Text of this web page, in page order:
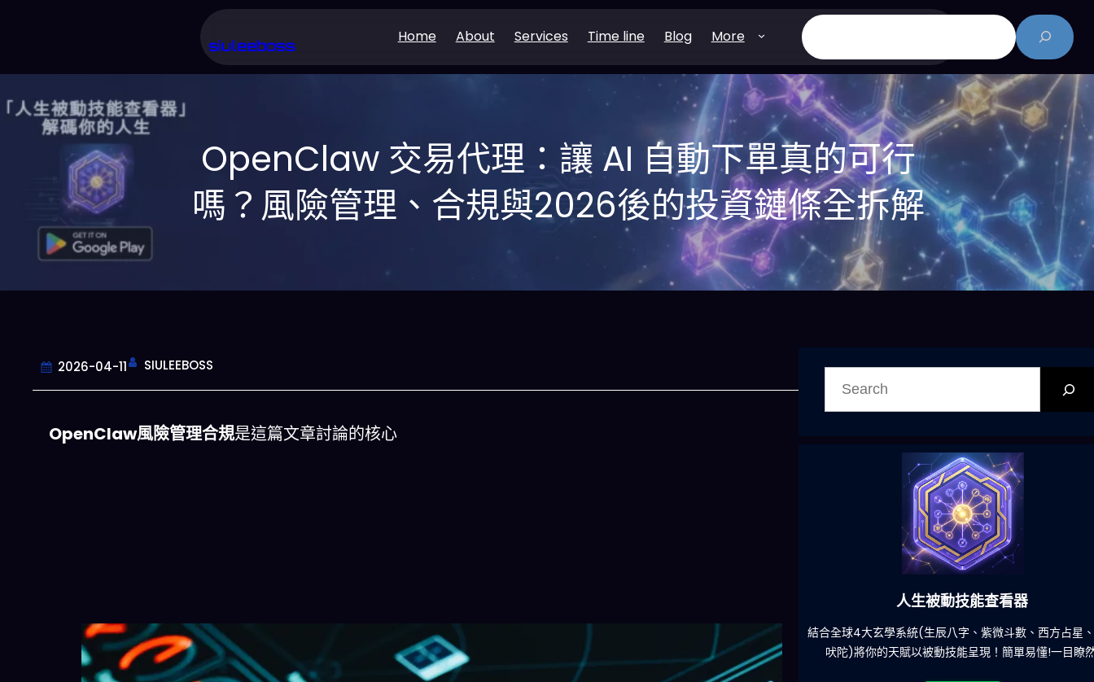
主
要
siuleeboss Home About Services Time line Blog More
搜
尋
OpenClaw 交易代理：讓 AI 自動下單真的可行
嗎？風險管理、合規與2026後的投資鏈條全拆解
2026-04-11 SIULEEBOSS
OpenClaw風險管理合規是這篇文章討論的核心
一鍵配搭出三餸一湯的完美晚餐組合,以後免除晚餐吃什麽的煩
人生被動技能查看器
結合全球4大玄學系統(生辰八字、紫微斗數、西方占星
吠陀)將你的天賦以被動技能呈現！簡單易懂!一目瞭